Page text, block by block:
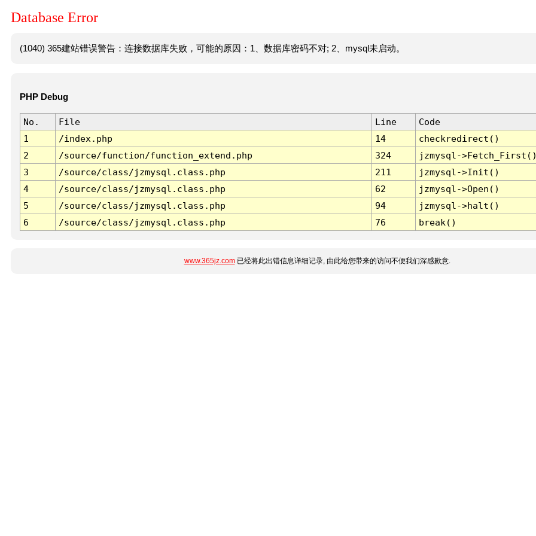
Database Error
(1040) 365建站错误警告：连接数据库失败，可能的原因：1、数据库密码不对; 2、mysql未启动。
PHP Debug
No. File Line
Code
1
/index.php 14
checkredirect()
2
/source/function/function_extend.php 324
jzmysql-
3
/source/class/jzmysql.class.php 211
jzmysql->Init()
4
/source/class/jzmysql.class.php 62
jzmysql->Open()
5
/source/class/jzmysql.class.php 94
jzmysql->halt()
6
/source/class/jzmysql.class.php 76 break()
www.365jz.com已经将此出错信息详细记录, 由此给您带来的访问不便我们深感歉意.